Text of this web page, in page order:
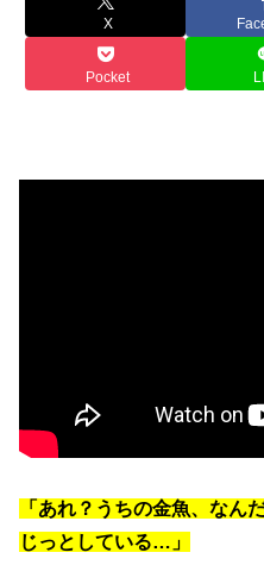
X
Pocket
「あれ？うちの金魚、な
じっとしている…」